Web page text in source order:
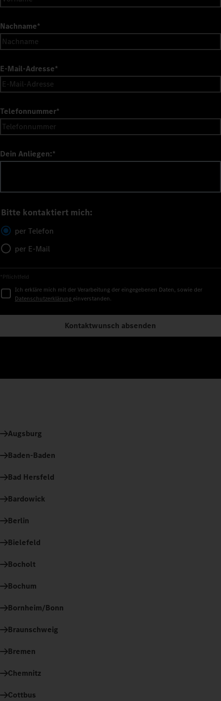
Nachname*
E-Mail-Adresse*
Telefonnummer*
Dein Anliegen:*
Bitte kontaktiert mich:
per Telefon
per E-Mail
*Pflichtfeld
Ich erkläre mich mit der Verarbeitung der eingegebenen Daten, sowie der
Datenschutzerklärung einverstanden.
Kontaktwunsch absenden
Augsburg
Baden-Baden
Bad Hersfeld
Bardowick
Berlin
Bielefeld
Bocholt
Bochum
Bornheim/Bonn
Braunschweig
Bremen
Chemnitz
Cottbus